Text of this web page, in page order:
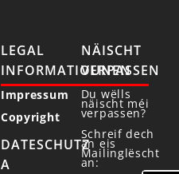
LEGAL
INFORMATIOUNEN
Impressum
Copyright
DATESCHUTZ
A
NÄISCHT
VERPASSEN
Du wëlls
näischt méi
verpassen?
Schreif dech
an eis
Mailinglëscht
an: